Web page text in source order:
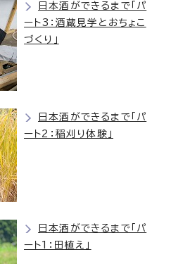
日本酒ができるまで「パ
ート3：酒蔵見学とおちょこ
づくり」
日本酒ができるまで「パ
ート2：稲刈り体験」
日本酒ができるまで「パ
ート1：田植え」